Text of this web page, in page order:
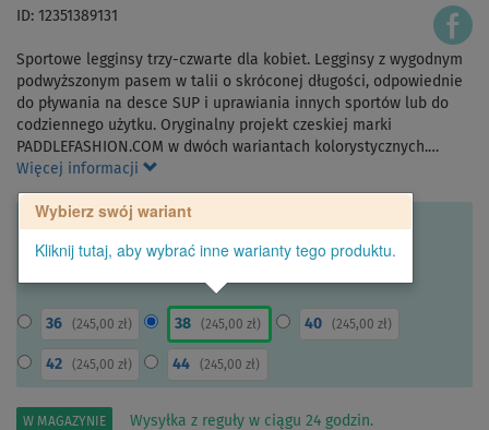
ID: 12351389131
Sportowe legginsy trzy-czwarte dla kobiet. Legginsy z wygodnym
podwyższonym pasem w talii o skróconej długości, odpowiednie
do pływania na desce SUP i uprawiania innych sportów lub do
codziennego użytku. Oryginalny projekt czeskiej marki
PADDLEFASHION.COM w dwóch wariantach kolorystycznych.…
Więcej informacji
Wybierz swój wariant
Kliknij tutaj, aby wybrać inne warianty tego produktu.
36 ( 245,00 zł) 38 (245,00 zł) 40 ( 245,00 zł)
42 ( 245,00 zł) 44 (245,00 zł)
W MAGAZYNIE Wysyłka z reguły w ciągu 24 godzin.